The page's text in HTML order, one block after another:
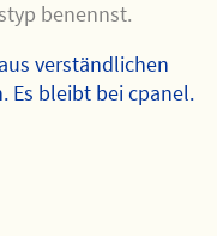
benennst.
verständlichen
Es bleibt bei cpanel.